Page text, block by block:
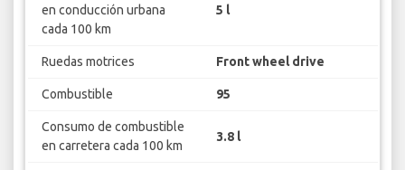
en conducción urbana
cada 100 km
5 l
Ruedas motrices Front wheel drive
Combustible 95
Consumo de combustible
en carretera cada 100 km
3.8 l